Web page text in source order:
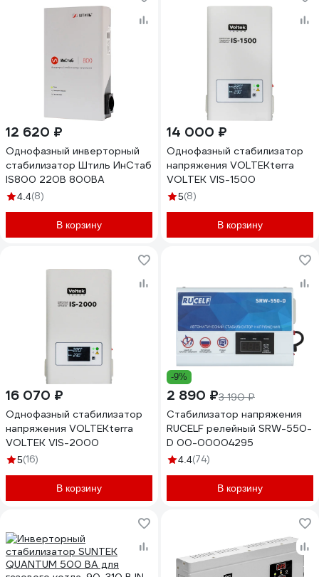
12 620 ₽
Однофазный инверторный
стабилизатор Штиль ИнСтаб
IS800 220В 800ВА
4.4(8)
В корзину
14 000 ₽
Однофазный стабилизатор
напряжения VOLTEKterra
VOLTEK VIS-1500
5(8)
В корзину
16 070 ₽
Однофазный стабилизатор
напряжения VOLTEKterra
VOLTEK VIS-2000
5(16)
В корзину
-9%
2 890 ₽3 190 ₽
Стабилизатор напряжения
RUCELF релейный SRW-550-
D 00-00004295
4.4(74)
В корзину